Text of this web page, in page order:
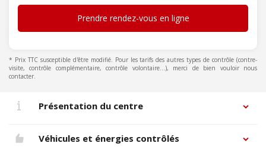
Prendre rendez-vous en ligne
* Prix TTC susceptible d'être modifié. Pour les tarifs des autres types de contrôle (contre-
visite, contrôle complémentaire, contrôle volontaire...), merci de bien vouloir nous
contacter.
Présentation du centre
Véhicules et énergies contrôlés